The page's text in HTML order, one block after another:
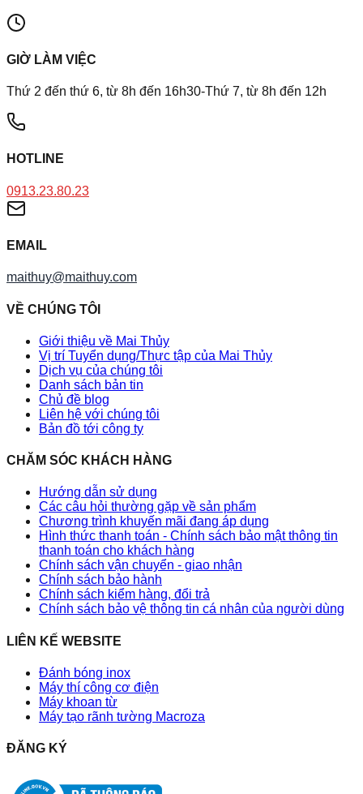
GIỜ LÀM VIỆC
Thứ 2 đến thứ 6, từ 8h đến 16h30-Thứ 7, từ 8h đến 12h
HOTLINE
0913.23.80.23
EMAIL
maithuy@maithuy.com
VỀ CHÚNG TÔI
Giới thiệu về Mai Thủy
Vị trí Tuyển dụng/Thực tập của Mai Thủy
Dịch vụ của chúng tôi
Danh sách bản tin
Chủ đề blog
Liên hệ với chúng tôi
Bản đồ tới công ty
CHĂM SÓC KHÁCH HÀNG
Hướng dẫn sử dụng
Các câu hỏi thường gặp về sản phẩm
Chương trình khuyến mãi đang áp dụng
Hình thức thanh toán - Chính sách bảo mật thông tin
thanh toán cho khách hàng
Chính sách vận chuyển - giao nhận
Chính sách bảo hành
Chính sách kiểm hàng, đổi trả
Chính sách bảo vệ thông tin cá nhân của người dùng
LIÊN KẾ WEBSITE
Đánh bóng inox
Máy thí công cơ điện
Máy khoan từ
Máy tạo rãnh tường Macroza
ĐĂNG KÝ